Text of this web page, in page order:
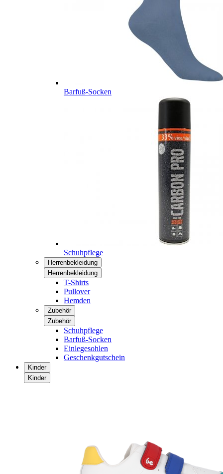
Barfuß-Socken
Schuhpflege
Herrenbekleidung
Herrenbekleidung
T-Shirts
Pullover
Hemden
Zubehör
Zubehör
Schuhpflege
Barfuß-Socken
Einlegesohlen
Geschenkgutschein
Kinder
Kinder